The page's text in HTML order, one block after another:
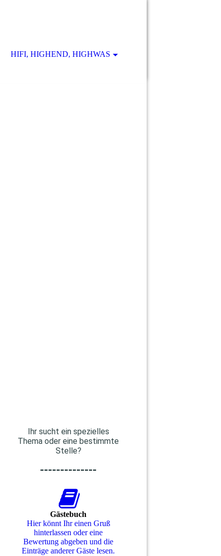
HIFI, HIGHEND, HIGHWAS
Ihr sucht ein spezielles
Thema oder eine bestimmte
Stelle?
--------------
Gästebuch
Hier könnt Ihr einen Gruß
hinterlassen oder eine
Bewertung abgeben und die
Einträge anderer Gäste lesen.